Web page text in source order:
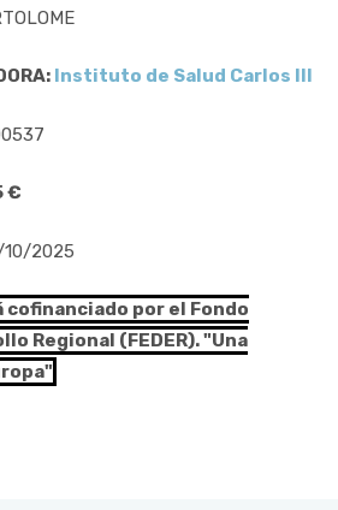
Instituto de Salud Carlos III
€
10/2025
por el Fondo
Regional (FEDER). "Una